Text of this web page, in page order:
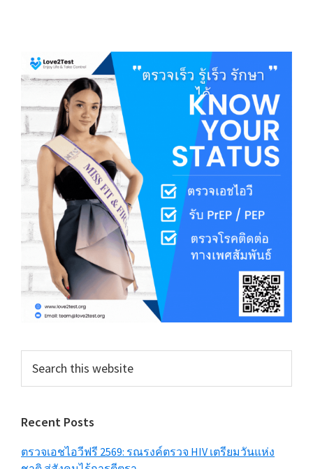
this
Recent Posts
ตรวจเอชไอวีฟรี 2569: รณรงค์ตรวจ HIV เตรียมวันแห่ง